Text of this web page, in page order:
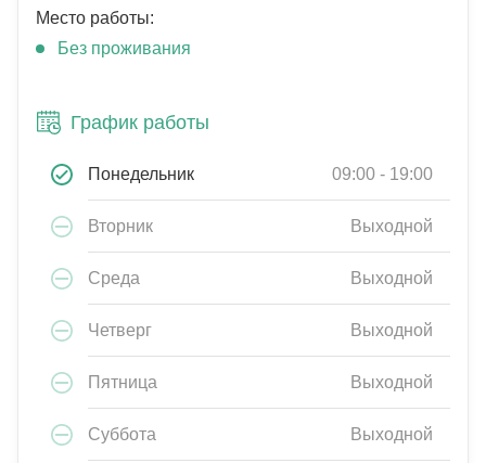
Место работы:
Без проживания
График работы
Понедельник 09:00 - 19:00
Вторник Выходной
Среда Выходной
Четверг Выходной
Пятница Выходной
Суббота Выходной